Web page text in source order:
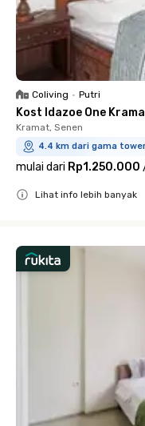
Coliving • Putri
Kost Idazoe One
Kramat, Senen
4.4 km dari gama
mulai dari Rp1.250.000
Lihat info lebih banyak